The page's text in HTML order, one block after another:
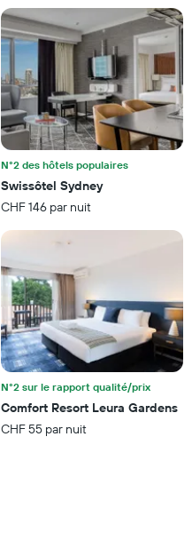
N°2 des hôtels populaires
Swissôtel Sydney
CHF 146 par nuit
N°2 sur le rapport qualité/prix
Comfort Resort Leura Gardens
CHF 55 par nuit